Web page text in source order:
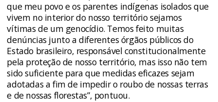
que meu povo e os parentes indígenas isolados que
vivem no interior do nosso território sejamos
vítimas de um genocídio. Temos feito muitas
denúncias junto a diferentes órgãos públicos do
Estado brasileiro, responsável constitucionalmente
pela proteção de nosso território, mas isso não tem
sido suficiente para que medidas eficazes sejam
adotadas a fim de impedir o roubo de nossas terras
e de nossas florestas”, pontuou.